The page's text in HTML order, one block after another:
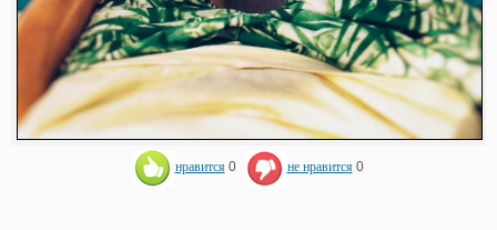
нравится 0 не нравится 0